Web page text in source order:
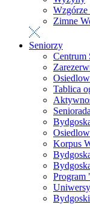
Wzgórze
Zimne
Seniorzy
Centrum
Tablica
Seniorada
Korpus
Program